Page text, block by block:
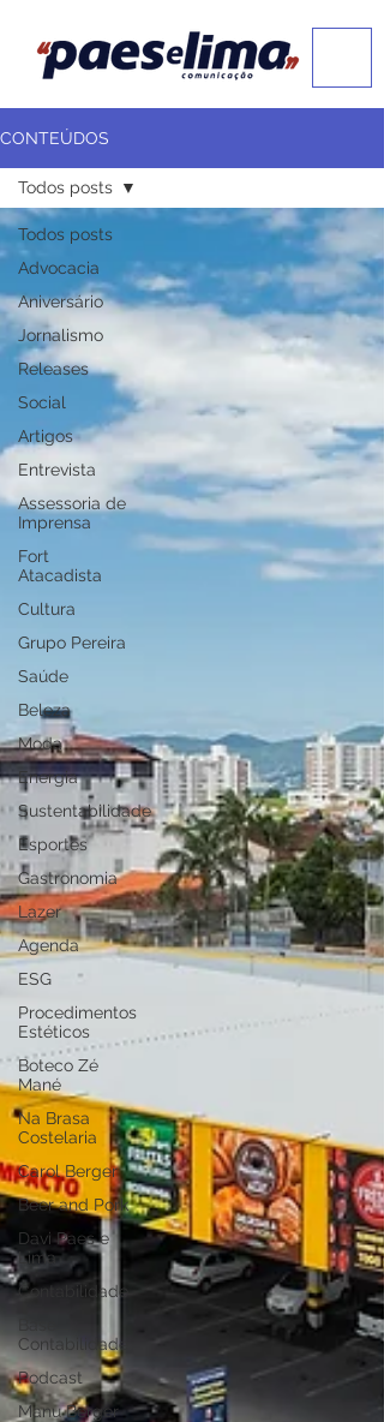
CONTEÚDOS
Todos posts
Advocacia
Aniversário
Jornalismo
Releases
Social
Artigos
Entrevista
Assessoria de
Imprensa
Fort
Atacadista
Cultura
Grupo Pereira
Saúde
Beleza
Moda
Energia
Sustentabilidade
Esportes
Gastronomia
Lazer
Agenda
ESG
Procedimentos
Estéticos
Boteco Zé
Mané
Na Brasa
Costelaria
Carol Berger
Beer and Pork
Davi Paes e
Lima
Contabilidade
Contabilidade
Podcast
Manu Berger
Todos posts